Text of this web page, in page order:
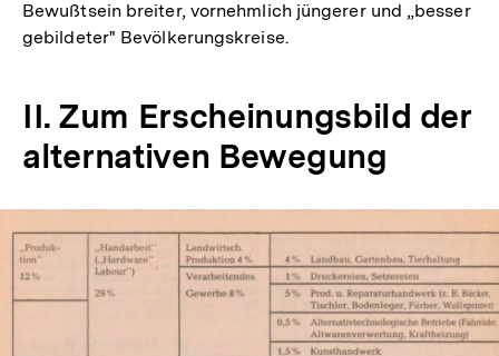
Bewußtsein breiter, vornehmlich jüngerer und „besser
gebildeter" Bevölkerungskreise.
II. Zum Erscheinungsbild der
alternativen Bewegung